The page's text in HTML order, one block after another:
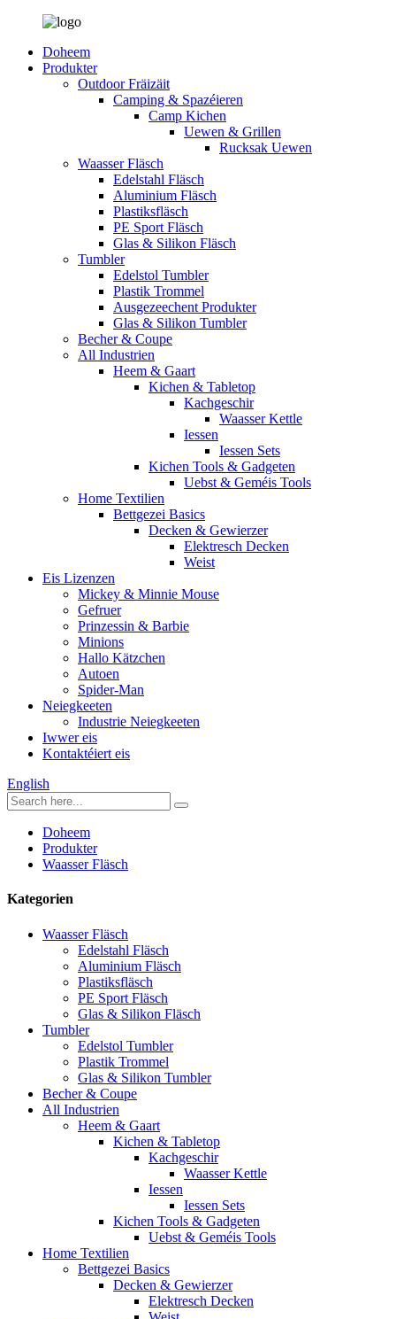
Doheem
Produkter
Outdoor Fräizäit
Camping & Spazéieren
Camp Kichen
Uewen & Grillen
Rucksak Uewen
Waasser Fläsch
Edelstahl Fläsch
Aluminium Fläsch
Plastiksfläsch
PE Sport Fläsch
Glas & Silikon Fläsch
Tumbler
Edelstol Tumbler
Plastik Trommel
Ausgezeechent Produkter
Glas & Silikon Tumbler
Becher & Coupe
All Industrien
Heem & Gaart
Kichen & Tabletop
Kachgeschir
Waasser Kettle
Iessen
Iessen Sets
Kichen Tools & Gadgeten
Uebst & Geméis Tools
Home Textilien
Bettgezei Basics
Decken & Gewierzer
Elektresch Decken
Weist
Eis Lizenzen
Mickey & Minnie Mouse
Gefruer
Prinzessin & Barbie
Minions
Hallo Kätzchen
Autoen
Spider-Man
Neiegkeeten
Industrie Neiegkeeten
Iwwer eis
Kontaktéiert eis
English
Doheem
Produkter
Waasser Fläsch
Kategorien
Waasser Fläsch
Edelstahl Fläsch
Aluminium Fläsch
Plastiksfläsch
PE Sport Fläsch
Glas & Silikon Fläsch
Tumbler
Edelstol Tumbler
Plastik Trommel
Glas & Silikon Tumbler
Becher & Coupe
All Industrien
Heem & Gaart
Kichen & Tabletop
Kachgeschir
Waasser Kettle
Iessen
Iessen Sets
Kichen Tools & Gadgeten
Uebst & Geméis Tools
Home Textilien
Bettgezei Basics
Decken & Gewierzer
Elektresch Decken